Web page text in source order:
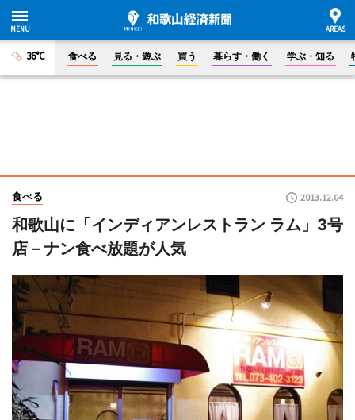
36°C 食べる 見る・遊ぶ 買う 暮らす・働く 学ぶ・知る
食べる 2013.12.04
和歌山に「インディアンレストラン ラム」3号
店－ナン食べ放題が人気